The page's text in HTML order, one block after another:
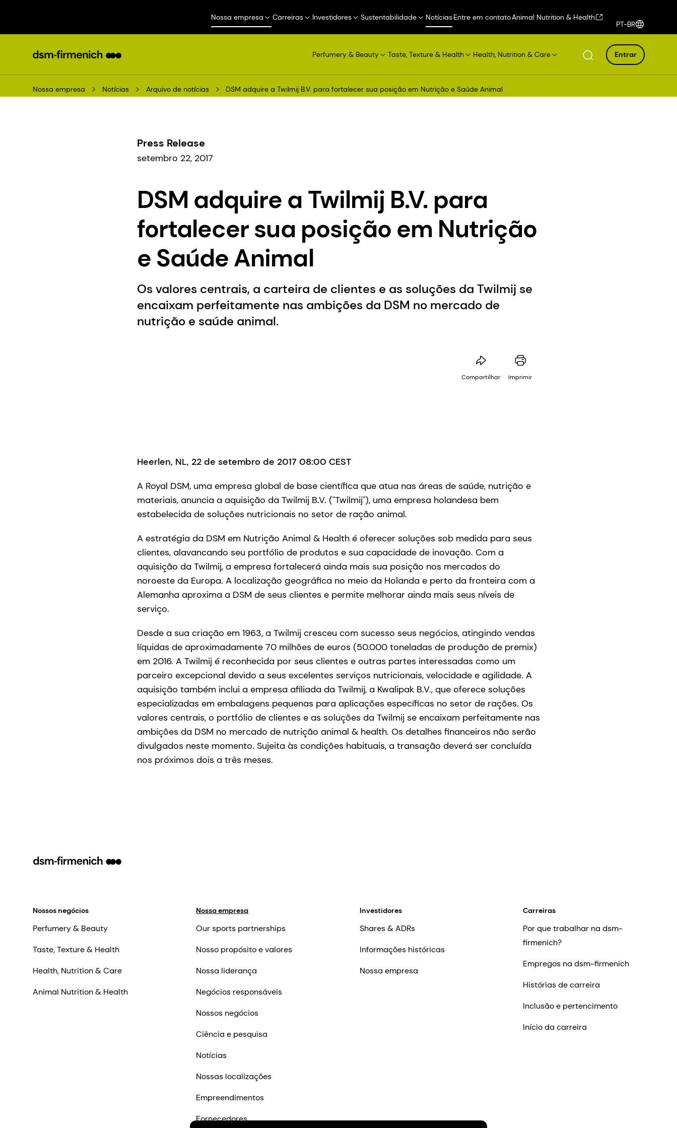
Nossa empresa Carreiras Investidores Sustentabilidade NotíciasEntre em contatoAnimal Nutrition & Health
PT-BR
Perfumery & Beauty Taste, Texture & Health Health, Nutrition & Care Entrar
Nossa empresa Notícias Arquivo de notícias DSM adquire a Twilmij B.V. para fortalecer sua posição em Nutrição e Saúde Animal
Press Release
setembro 22, 2017
DSM adquire a Twilmij B.V. para
fortalecer sua posição em Nutrição
e Saúde Animal
Os valores centrais, a carteira de clientes e as soluções da Twilmij se
encaixam perfeitamente nas ambições da DSM no mercado de
nutrição e saúde animal.
Compartilhar Imprimir
Heerlen, NL, 22 de setembro de 2017 08:00 CEST
A Royal DSM, uma empresa global de base científica que atua nas áreas de saúde, nutrição e
materiais, anuncia a aquisição da Twilmij B.V. ("Twilmij"), uma empresa holandesa bem
estabelecida de soluções nutricionais no setor de ração animal.
A estratégia da DSM em Nutrição Animal & Health é oferecer soluções sob medida para seus
clientes, alavancando seu portfólio de produtos e sua capacidade de inovação. Com a
aquisição da Twilmij, a empresa fortalecerá ainda mais sua posição nos mercados do
noroeste da Europa. A localização geográfica no meio da Holanda e perto da fronteira com a
Alemanha aproxima a DSM de seus clientes e permite melhorar ainda mais seus níveis de
serviço.
Desde a sua criação em 1963, a Twilmij cresceu com sucesso seus negócios, atingindo vendas
líquidas de aproximadamente 70 milhões de euros (50.000 toneladas de produção de premix)
em 2016. A Twilmij é reconhecida por seus clientes e outras partes interessadas como um
parceiro excepcional devido a seus excelentes serviços nutricionais, velocidade e agilidade. A
aquisição também inclui a empresa afiliada da Twilmij, a Kwalipak B.V., que oferece soluções
especializadas em embalagens pequenas para aplicações específicas no setor de rações. Os
valores centrais, o portfólio de clientes e as soluções da Twilmij se encaixam perfeitamente nas
ambições da DSM no mercado de nutrição animal & health. Os detalhes financeiros não serão
divulgados neste momento. Sujeita às condições habituais, a transação deverá ser concluída
nos próximos dois a três meses.
Nossos negócios
Perfumery & Beauty
Taste, Texture & Health
Health, Nutrition & Care
Animal Nutrition & Health
Nossa empresa
Our sports partnerships
Nosso propósito e valores
Nossa liderança
Negócios responsáveis
Nossos negócios
Ciência e pesquisa
Notícias
Nossas localizações
Empreendimentos
Fornecedores
Investidores
Shares & ADRs
Informações históricas
Nossa empresa
Carreiras
Por que trabalhar na dsm-
firmenich?
Empregos na dsm-firmenich
Histórias de carreira
Inclusão e pertencimento
Início da carreira